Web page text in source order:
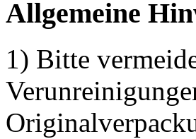
Allgemeine
1) Bitte